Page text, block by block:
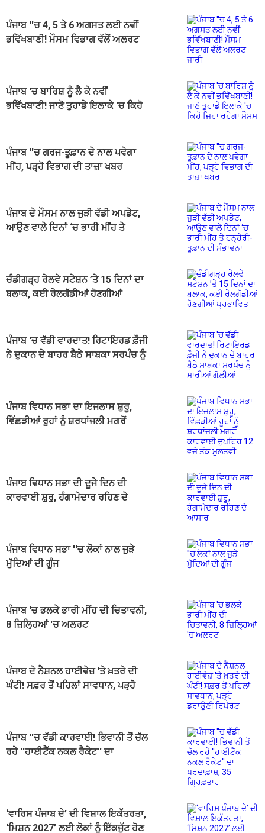
ਪੰਜਾਬ ''ਚ 4, 5 ਤੇ 6 ਅਗਸਤ ਲਈ ਨਵੀਂ
ਭਵਿੱਖਬਾਣੀ! ਮੌਸਮ ਵਿਭਾਗ ਵੱਲੋਂ ਅਲਰਟ
ਪੰਜਾਬ 'ਚ ਬਾਰਿਸ਼ ਨੂੰ ਲੈ ਕੇ ਨਵੀਂ
ਭਵਿੱਖਬਾਣੀ! ਜਾਣੋ ਤੁਹਾਡੇ ਇਲਾਕੇ 'ਚ ਕਿਹੋ
ਪੰਜਾਬ ''ਚ ਗਰਜ-ਤੂਫ਼ਾਨ ਦੇ ਨਾਲ ਪਵੇਗਾ
ਮੀਂਹ, ਪੜ੍ਹੋ ਵਿਭਾਗ ਦੀ ਤਾਜ਼ਾ ਖਬਰ
ਪੰਜਾਬ ਦੇ ਮੌਸਮ ਨਾਲ ਜੁੜੀ ਵੱਡੀ ਅਪਡੇਟ,
ਆਉਣ ਵਾਲੇ ਦਿਨਾਂ ‘ਚ ਭਾਰੀ ਮੀਂਹ ਤੇ
ਚੰਡੀਗੜ੍ਹ ਰੇਲਵੇ ਸਟੇਸ਼ਨ ’ਤੇ 15 ਦਿਨਾਂ ਦਾ
ਬਲਾਕ, ਕਈ ਰੇਲਗੱਡੀਆਂ ਹੋਣਗੀਆਂ
ਪੰਜਾਬ 'ਚ ਵੱਡੀ ਵਾਰਦਾਤ! ਰਿਟਾਇਰਡ ਫ਼ੌਜੀ
ਨੇ ਦੁਕਾਨ ਦੇ ਬਾਹਰ ਬੈਠੇ ਸਾਬਕਾ ਸਰਪੰਚ ਨੂੰ
ਪੰਜਾਬ ਵਿਧਾਨ ਸਭਾ ਦਾ ਇਜਲਾਸ ਸ਼ੁਰੂ,
ਵਿੱਛੜੀਆਂ ਰੂਹਾਂ ਨੂੰ ਸ਼ਰਧਾਂਜਲੀ ਮਗਰੋਂ
ਪੰਜਾਬ ਵਿਧਾਨ ਸਭਾ ਦੀ ਦੂਜੇ ਦਿਨ ਦੀ
ਕਾਰਵਾਈ ਸ਼ੁਰੂ, ਹੰਗਾਮੇਦਾਰ ਰਹਿਣ ਦੇ
ਪੰਜਾਬ ਵਿਧਾਨ ਸਭਾ ''ਚ ਲੋਕਾਂ ਨਾਲ ਜੁੜੇ
ਮੁੱਦਿਆਂ ਦੀ ਗੂੰਜ
ਪੰਜਾਬ 'ਚ ਭਲਕੇ ਭਾਰੀ ਮੀਂਹ ਦੀ ਚਿਤਾਵਨੀ,
8 ਜ਼ਿਲ੍ਹਿਆਂ 'ਚ ਅਲਰਟ
ਪੰਜਾਬ ਦੇ ਨੈਸ਼ਨਲ ਹਾਈਵੇਜ਼ 'ਤੇ ਖ਼ਤਰੇ ਦੀ
ਘੰਟੀ! ਸਫ਼ਰ ਤੋਂ ਪਹਿਲਾਂ ਸਾਵਧਾਨ, ਪੜ੍ਹੋ
ਪੰਜਾਬ ''ਚ ਵੱਡੀ ਕਾਰਵਾਈ! ਭਿਵਾਨੀ ਤੋਂ ਚੱਲ
ਰਹੇ ''ਹਾਈਟੈੱਕ ਨਕਲ ਰੈਕੇਟ'' ਦਾ
‘ਵਾਰਿਸ ਪੰਜਾਬ ਦੇ’ ਦੀ ਵਿਸ਼ਾਲ ਇਕੱਤਰਤਾ,
‘ਮਿਸ਼ਨ 2027’ ਲਈ ਲੋਕਾਂ ਨੂੰ ਇੱਕਜੁੱਟ ਹੋਣ